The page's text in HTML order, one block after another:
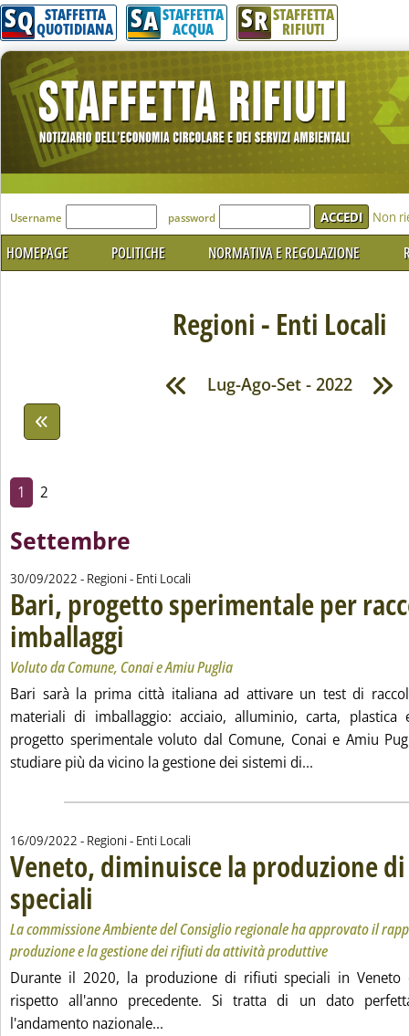
SQ STAFFETTA
QUOTIDIANA SA STAFFETTA
ACQUA SR STAFFETTA
RIFIUTI
'Modulo Login per accedere'
Username password Non
HOMEPAGE POLITICHE NORMATIVA E REGOLAZIONE
Regioni - Enti Locali
Lug-Ago-Set - 2022
1 2
Settembre
30/09/2022 - Regioni - Enti Locali
Bari, progetto sperimentale per
imballaggi . Sottotitolo: Voluto da Comune, Conai e Amiu Puglia
. Pubblicata venerdì 30 settembre 2022 alle 17.57.
Voluto da Comune, Conai e Amiu Puglia
Bari sarà la prima città italiana ad attivare un test di
materiali di imballaggio: acciaio, alluminio, carta,
progetto sperimentale voluto dal Comune, Conai e Amiu
studiare più da vicino la gestione dei sistemi di...
16/09/2022 - Regioni - Enti Locali
Veneto, diminuisce la produzione
speciali . Sottotitolo: La commissione Ambiente del Consiglio regionale ha
. Pubblicata venerdì 16 settembre 2022 alle 18.29.
La commissione Ambiente del Consiglio regionale ha approvato il
produzione e la gestione dei rifiuti da attività produttive
Durante il 2020, la produzione di rifiuti speciali in
rispetto all'anno precedente. Si tratta di un dato
l'andamento nazionale...